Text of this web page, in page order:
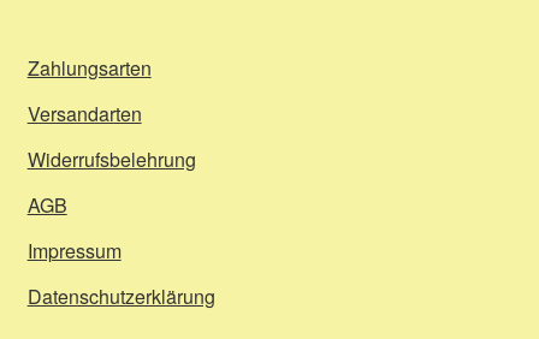
Zahlungsarten
Versandarten
Widerrufsbelehrung
AGB
Impressum
Datenschutzerklärung